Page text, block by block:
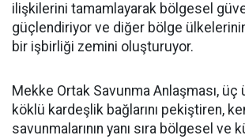
ilişkilerini tamamlayarak bölgesel
güçlendiriyor ve diğer bölge ülkelerinin
bir işbirliği zemini oluşturuyor.
Mekke Ortak Savunma Anlaşması, üç
köklü kardeşlik bağlarını pekiştiren,
savunmalarının yanı sıra bölgesel ve